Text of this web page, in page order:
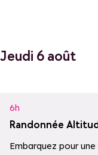
Jeudi 6 août
6h
Randonnée
Embarquez pour